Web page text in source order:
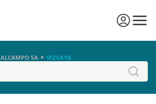
ALCAMPO SA VIZCAYA